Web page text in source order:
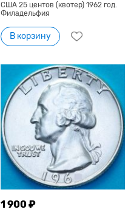
США 25 центов (квотер) 1962 год.
Филадельфия
В корзину
1 900 ₽